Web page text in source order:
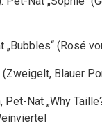
„Bubbles“ (Rosé
Blauer
Nat „Why